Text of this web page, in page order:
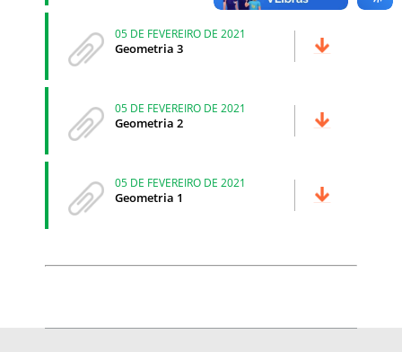
05 DE FEVEREIRO DE 2021
Geometria 3
05 DE FEVEREIRO DE 2021
Geometria 2
05 DE FEVEREIRO DE 2021
Geometria 1